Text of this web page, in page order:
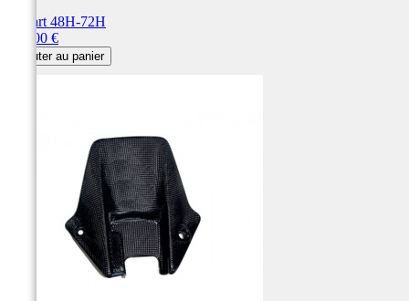
Départ 48H-72H
210,00 €
Ajouter au panier